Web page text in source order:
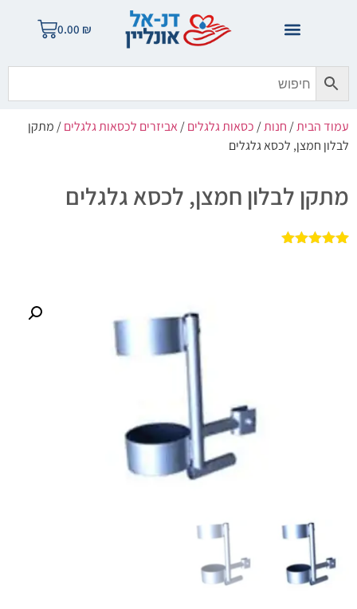
0.00 ₪
עמוד הבית/חנות/כסאות גלגלים/אביזרים לכסאות גלגלים/ מתקן
לבלון חמצן, לכסא גלגלים
מתקן לבלון חמצן, לכסא גלגלים